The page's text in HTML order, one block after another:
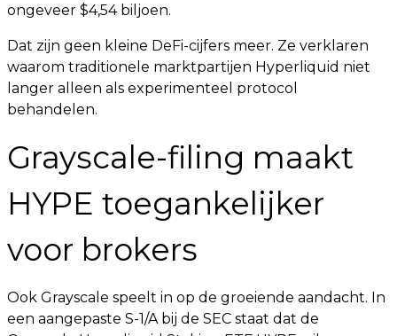
ongeveer $4,54 biljoen.
Dat zijn geen kleine DeFi-cijfers meer. Ze verklaren
waarom traditionele marktpartijen Hyperliquid niet
langer alleen als experimenteel protocol
behandelen.
Grayscale-filing maakt
HYPE toegankelijker
voor brokers
Ook Grayscale speelt in op de groeiende aandacht. In
een aangepaste S-1/A bij de SEC staat dat de